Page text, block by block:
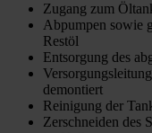
Zugang zum
Abpumpen sowie
Restöl
Entsorgung des
demontiert
Reinigung der
Zerschneiden des